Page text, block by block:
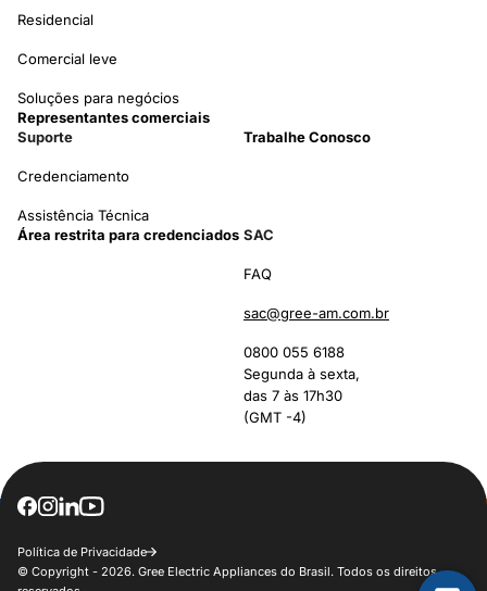
Residencial
Comercial leve
Soluções para negócios
Representantes comerciais
Suporte
Credenciamento
Assistência Técnica
Trabalhe Conosco
Área restrita para credenciados SAC
FAQ
sac@gree-am.com.br
0800 055 6188
Segunda à sexta,
das 7 às 17h30
(GMT -4)
© Copyright - 2026. Gree Electric Appliances do Brasil. Todos os direitos
Política de Privacidade